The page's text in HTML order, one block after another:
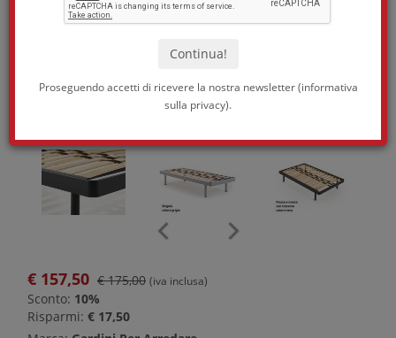
Proseguendo accetti di ricevere la nostra newsletter (informativa
sulla privacy).
€ 157,50 € 175,00 (iva inclusa)
Sconto: 10%
Risparmi: € 17,50